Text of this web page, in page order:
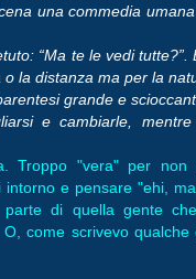
una commedia
“Ma te le vedi
la distanza ma per la
grande e
e cambiarle,
Troppo "vera" per non
e pensare "ehi,
di quella gente
come scrivevo